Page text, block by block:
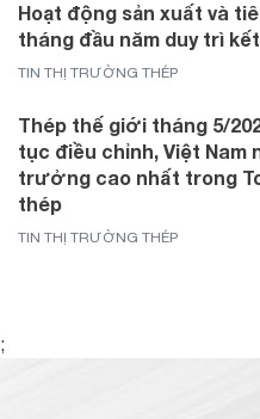
Hoạt động sản xuất và
tháng đầu năm duy trì
TIN THỊ TRƯỜNG THÉP
Thép thế giới tháng 5/
tục điều chỉnh, Việt
trưởng cao nhất trong
thép
TIN THỊ TRƯỜNG THÉP
;